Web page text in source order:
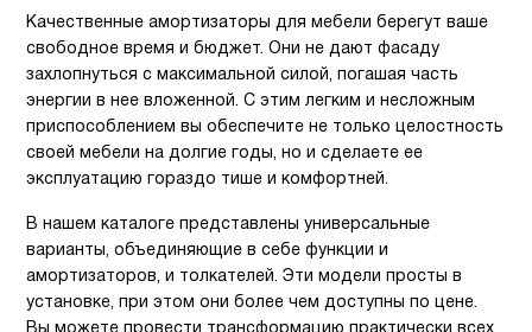
Качественные амортизаторы для мебели берегут ваше
свободное время и бюджет. Они не дают фасаду
захлопнуться с максимальной силой, погашая часть
энергии в нее вложенной. С этим легким и несложным
приспособлением вы обеспечите не только целостность
своей мебели на долгие годы, но и сделаете ее
эксплуатацию гораздо тише и комфортней.
В нашем каталоге представлены универсальные
варианты, объединяющие в себе функции и
амортизаторов, и толкателей. Эти модели просты в
установке, при этом они более чем доступны по цене.
Вы можете провести трансформацию практически всех